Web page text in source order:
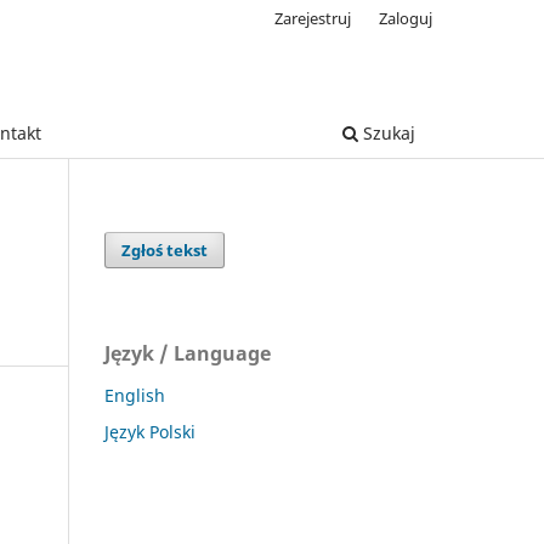
Szukaj
Zarejestruj Zaloguj
Zgłoś tekst
Język / Language
English
Język Polski